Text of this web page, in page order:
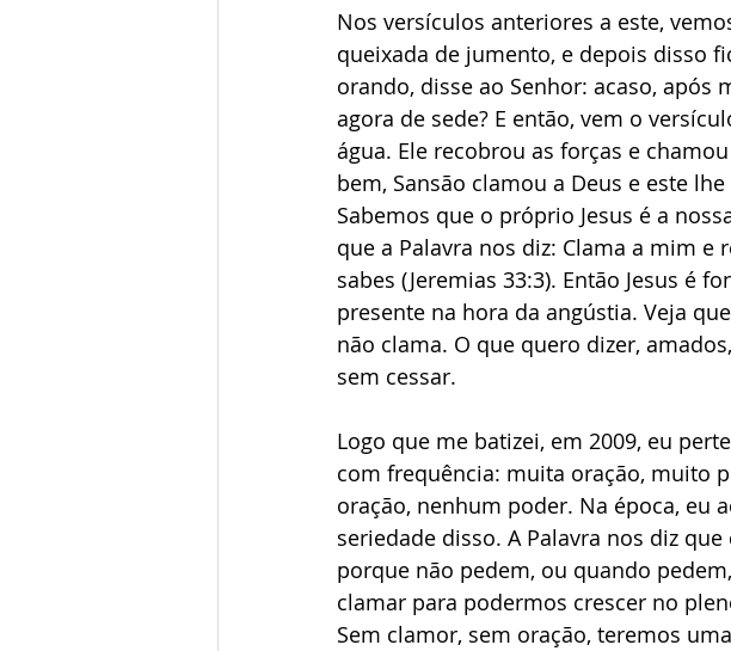
Nos versículos anteriores a este,
queixada de jumento, e depois disso
orando, disse ao Senhor: acaso,
agora de sede? E então, vem o
água. Ele recobrou as forças e
bem, Sansão clamou a Deus e este
Sabemos que o próprio Jesus é a
que a Palavra nos diz: Clama a mim
sabes (Jeremias 33:3). Então Jesus é
presente na hora da angústia. Veja
não clama. O que quero dizer,
sem cessar.
Logo que me batizei, em 2009, eu
com frequência: muita oração, muito
oração, nenhum poder. Na época, eu
seriedade disso. A Palavra nos diz
porque não pedem, ou quando
clamar para podermos crescer no
Sem clamor, sem oração, teremos